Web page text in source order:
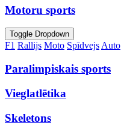
Motoru sports
Toggle Dropdown
F1 Rallijs Moto SpīdvejsAuto
Paralimpiskais sports
Vieglatlētika
Skeletons